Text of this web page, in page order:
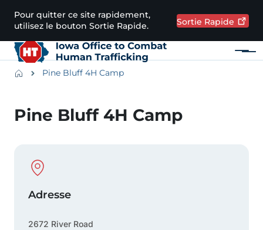
Passer au contenu principal
Pour quitter ce site rapidement,
utilisez le bouton Sortie Rapide.
Sortie Rapide
Menu
BreadcrumbsPine Bluff 4H Camp
Pine Bluff 4H Camp
Physical Location
Adresse
2672 River Road